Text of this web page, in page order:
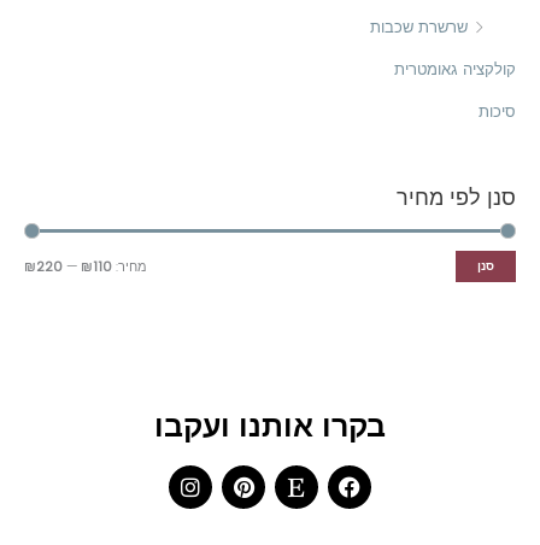
שרשרת שכבות
קולקציה גאומטרית
סיכות
סנן לפי מחיר
סנן מחיר:₪110
—
₪220
בקרו אותנו ועקבו
F
a
c
E
t
s
P
i
n
I
n
s